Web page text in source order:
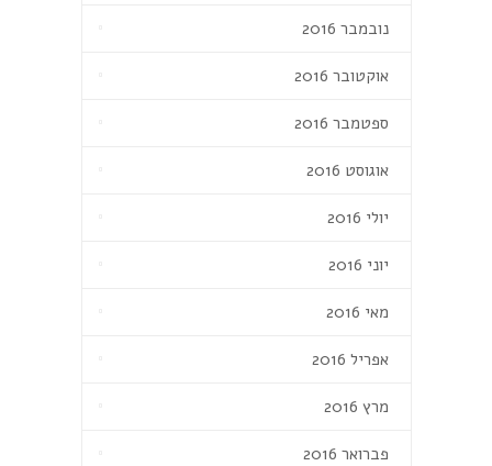
נובמבר 2016
אוקטובר 2016
ספטמבר 2016
אוגוסט 2016
יולי 2016
יוני 2016
מאי 2016
אפריל 2016
מרץ 2016
פברואר 2016